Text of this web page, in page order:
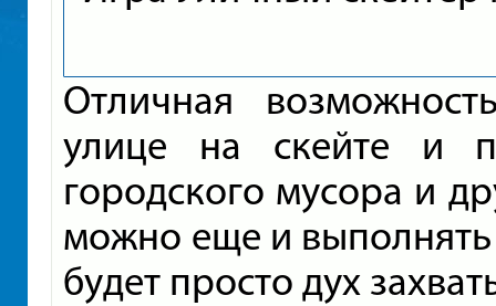
Отличная
улице на скейте и
городского мусора и
можно еще и
будет просто дух